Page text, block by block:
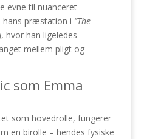
evne til nuanceret
hans præstation i “The
hvor han ligeledes
mellem pligt og
som Emma
som hovedrolle, fungerer
en birolle – hendes fysiske